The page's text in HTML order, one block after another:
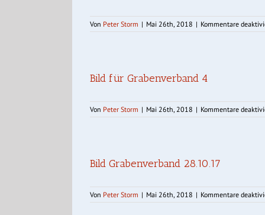
Von Peter Storm | Mai 26th, 2018 | Kommentare
Bild für Grabenverband 4
Von Peter Storm | Mai 26th, 2018 | Kommentare
Bild Grabenverband 28.10.17
Von Peter Storm | Mai 26th, 2018 | Kommentare